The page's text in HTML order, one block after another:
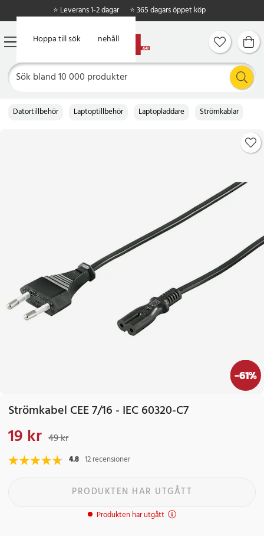
Hoppa till huvudinnehåll
Hoppa till sök
⭐ Leverans 1-2 dagar ⭐ 365 dagars öppet köp
Datortillbehör Laptoptillbehör Laptopladdare Strömkablar
-61%
Strömkabel CEE 7/16 - IEC 60320-C7
Nuvarande pris
19 kr 49 kr
4.8 12 recensioner
PRODUKTEN HAR UTGÅTT
Produkten har utgått